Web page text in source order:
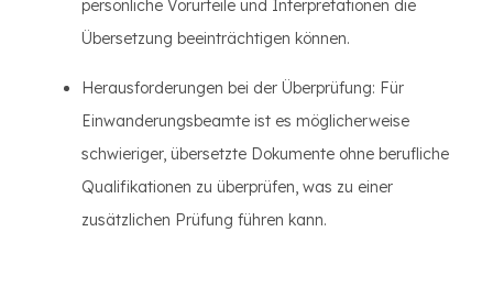
persönliche Vorurteile und Interpretationen die
Übersetzung beeinträchtigen können.
Herausforderungen bei der Überprüfung: Für
Einwanderungsbeamte ist es möglicherweise
schwieriger, übersetzte Dokumente ohne berufliche
Qualifikationen zu überprüfen, was zu einer
zusätzlichen Prüfung führen kann.